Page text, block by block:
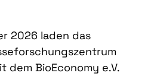
2026 laden das
dem BioEconomy e.V.